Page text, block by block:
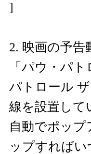
]
2. 映画の予
「パウ・パ
パトロール
線を設置して
自動でポッ
ップすれば